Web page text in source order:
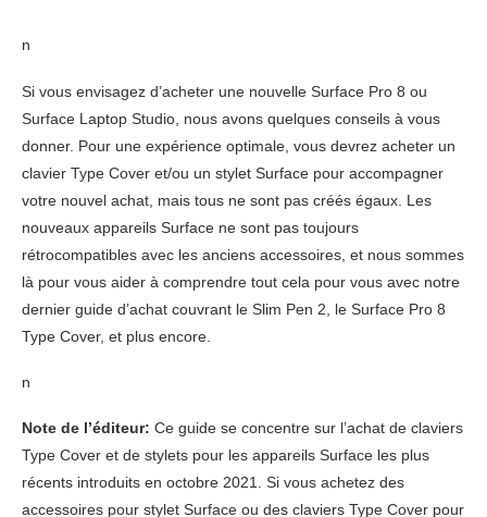
n
Si vous envisagez d’acheter une nouvelle Surface Pro 8 ou
Surface Laptop Studio, nous avons quelques conseils à vous
donner. Pour une expérience optimale, vous devrez acheter un
clavier Type Cover et/ou un stylet Surface pour accompagner
votre nouvel achat, mais tous ne sont pas créés égaux. Les
nouveaux appareils Surface ne sont pas toujours
rétrocompatibles avec les anciens accessoires, et nous sommes
là pour vous aider à comprendre tout cela pour vous avec notre
dernier guide d’achat couvrant le Slim Pen 2, le Surface Pro 8
Type Cover, et plus encore.
n
Note de l’éditeur: Ce guide se concentre sur l’achat de claviers
Type Cover et de stylets pour les appareils Surface les plus
récents introduits en octobre 2021. Si vous achetez des
accessoires pour stylet Surface ou des claviers Type Cover pour